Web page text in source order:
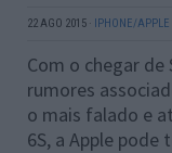
22 AGO 2015 · IPHONE/APPLE
Com o chegar
rumores
o mais falado e
6S, a Apple pode